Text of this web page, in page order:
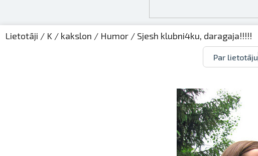
Lietotāji / K / kakslon / Humor / Sjesh klubni4ku, daragaja!!!!!
Par lietotāju